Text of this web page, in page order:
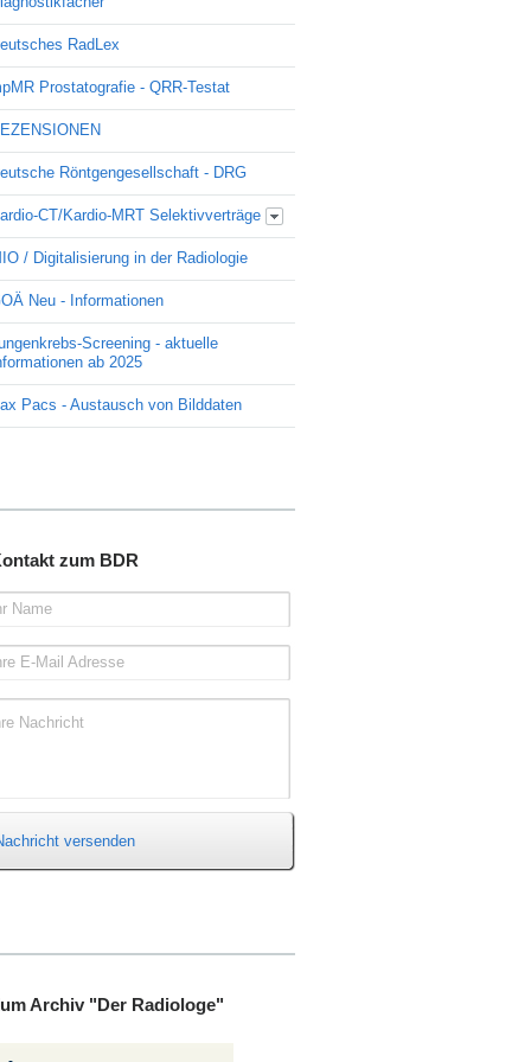
RadLex
Prostatografie - QRR-Testat
Röntgengesellschaft - DRG
CT/Kardio-MRT Selektivverträge
/ Digitalisierung in der Radiologie
Neu - Informationen
Screening - aktuelle
ab 2025
Pacs - Austausch von Bilddaten
zum BDR
Name
E-Mail Adresse
Nachricht
versenden
Archiv "Der Radiologe"